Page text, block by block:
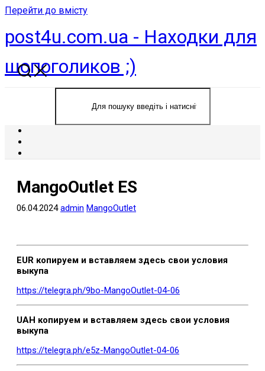
Перейти до вмісту
post4u.com.ua - Находки для
шопоголиков ;)
MangoOutlet ES
06.04.2024 admin MangoOutlet
EUR копируем и вставляем здесь свои условия
выкупа
https://telegra.ph/9bo-MangoOutlet-04-06
UAH копируем и вставляем здесь свои условия
выкупа
https://telegra.ph/e5z-MangoOutlet-04-06